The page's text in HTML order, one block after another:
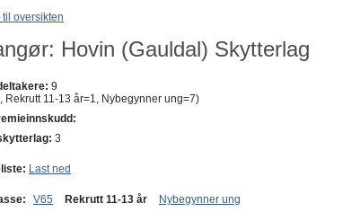
oversikten
Hovin (Gauldal) Skytterlag
9
Rekrutt 11-13 år=1, Nybegynner ung=7)
3
Last ned
V65 Rekrutt 11-13 år Nybegynner ung